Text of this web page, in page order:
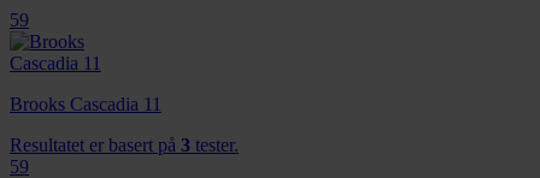
59
Brooks Cascadia 11
Resultatet er basert på 3 tester.
59